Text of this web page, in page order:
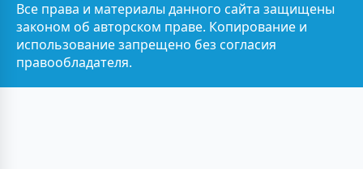
Все права и материалы данного сайта защищены
законом об авторском праве. Копирование и
использование запрещено без согласия
правообладателя.